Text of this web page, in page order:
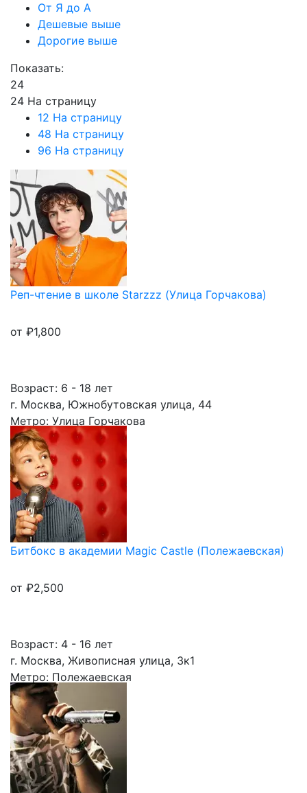
От Я до А
Дешевые выше
Дорогие выше
Показать:
24
24 На страницу
12 На страницу
48 На страницу
96 На страницу
Реп-чтение в школе Starzzz (Улица Горчакова)
от ₽1,800
Возраст: 6 - 18 лет
г. Москва, Южнобутовская улица, 44
Метро: Улица Горчакова
Битбокс в академии Magic Castle (Полежаевская)
от ₽2,500
Возраст: 4 - 16 лет
г. Москва, Живописная улица, 3к1
Метро: Полежаевская